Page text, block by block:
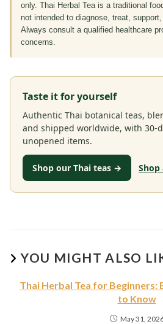
only. Thai Herbal Tea is a traditional
not intended to diagnose, treat,
Always consult a qualified healthcare
concerns.
Taste it for yourself
Authentic Thai botanical teas,
and shipped worldwide, with 30-
unopened items.
Shop our Thai teas → Shop
YOU MIGHT ALSO
Thai Herbal Tea for Beginners:
to Know
May 31,